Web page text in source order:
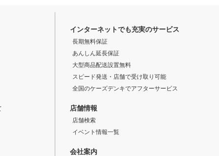
インターネットでも充実のサービス
長期無料保証
あんしん延長保証
大型商品配送設置無料
スピード発送・店舗で受け取り可能
全国のケーズデンキでアフターサービス
店舗情報
店舗検索
イベント情報一覧
会社案内